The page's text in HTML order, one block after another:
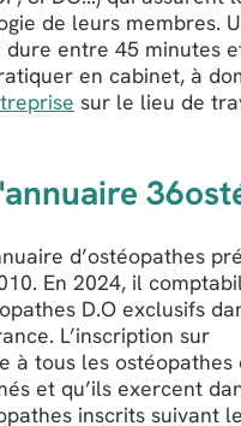
de leurs membres.
dure entre 45 minutes
en cabinet, à
sur le lieu de
d’ostéopathes
En 2024, il
D.O exclusifs
L’inscription sur
à tous les ostéopathes
et qu’ils exercent
inscrits suivant